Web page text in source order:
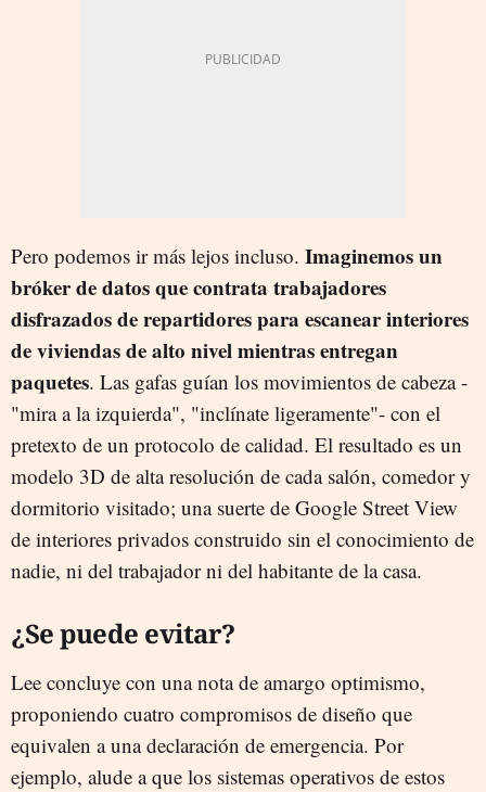
Pero podemos ir más lejos incluso. Imaginemos un
bróker de datos que contrata trabajadores
disfrazados de repartidores para escanear interiores
de viviendas de alto nivel mientras entregan
paquetes. Las gafas guían los movimientos de cabeza -
"mira a la izquierda", "inclínate ligeramente"- con el
pretexto de un protocolo de calidad. El resultado es un
modelo 3D de alta resolución de cada salón, comedor y
dormitorio visitado; una suerte de Google Street View
de interiores privados construido sin el conocimiento de
nadie, ni del trabajador ni del habitante de la casa.
¿Se puede evitar?
Lee concluye con una nota de amargo optimismo,
proponiendo cuatro compromisos de diseño que
equivalen a una declaración de emergencia. Por
ejemplo, alude a que los sistemas operativos de estos